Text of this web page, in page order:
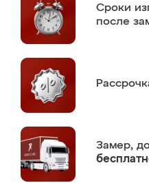
Сроки
после
Замер,